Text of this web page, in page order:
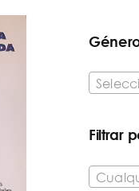
Filtrar